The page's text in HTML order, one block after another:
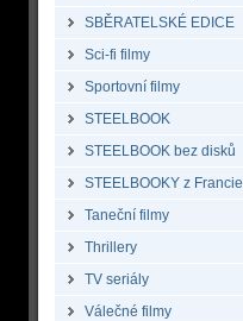
SBĚRATELSKÉ EDICE
Sci-fi filmy
Sportovní filmy
STEELBOOK
STEELBOOK bez disků
STEELBOOKY z Francie
Taneční filmy
Thrillery
TV seriály
Válečné filmy